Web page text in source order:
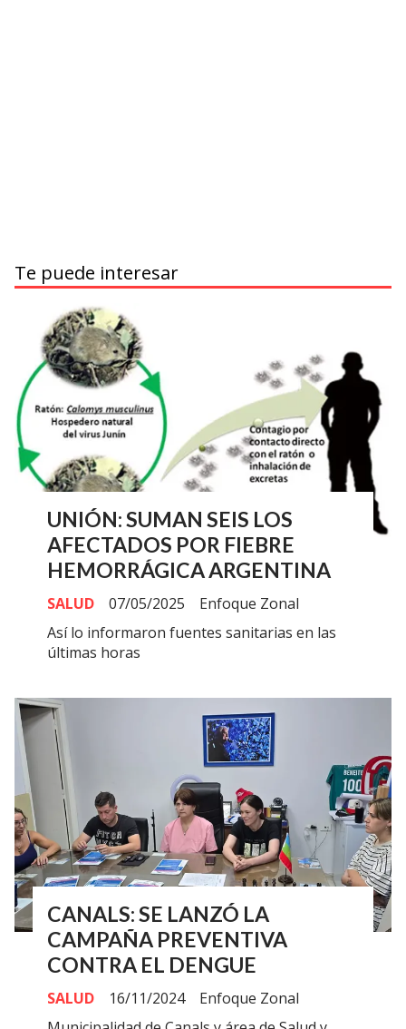
Te puede interesar
UNIÓN: SUMAN SEIS LOS
AFECTADOS POR FIEBRE
HEMORRÁGICA ARGENTINA
Enfoque Zonal
SALUD
07/05/2025
Así lo informaron fuentes sanitarias en las
últimas horas
CANALS: SE LANZÓ LA
CAMPAÑA PREVENTIVA
CONTRA EL DENGUE
Enfoque Zonal
SALUD
16/11/2024